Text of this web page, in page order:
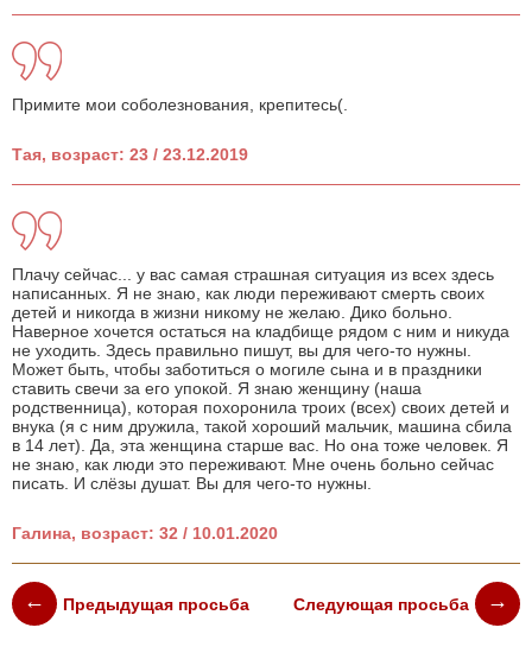
Примите мои соболезнования, крепитесь(.
Тая, возраст: 23 / 23.12.2019
Плачу сейчас... у вас самая страшная ситуация из всех здесь
написанных. Я не знаю, как люди переживают смерть своих
детей и никогда в жизни никому не желаю. Дико больно.
Наверное хочется остаться на кладбище рядом с ним и никуда
не уходить. Здесь правильно пишут, вы для чего-то нужны.
Может быть, чтобы заботиться о могиле сына и в праздники
ставить свечи за его упокой. Я знаю женщину (наша
родственница), которая похоронила троих (всех) своих детей и
внука (я с ним дружила, такой хороший мальчик, машина сбила
в 14 лет). Да, эта женщина старше вас. Но она тоже человек. Я
не знаю, как люди это переживают. Мне очень больно сейчас
писать. И слёзы душат. Вы для чего-то нужны.
Галина, возраст: 32 / 10.01.2020
Предыдущая просьба Следующая просьба